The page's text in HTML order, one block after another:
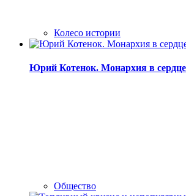
Колесо истории
Юрий Котенок. Монархия в
Общество